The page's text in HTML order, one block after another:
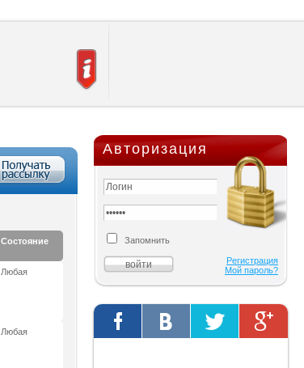
Состояние
Любая
Любая
Авторизация
Запомнить
Регистрация
Мой пароль?